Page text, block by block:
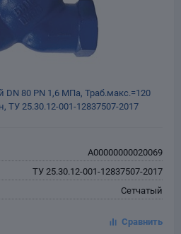
80 РN 1,6 МПа, Траб.макс.=120
ТУ 25.30.12-001-12837507-2017
A00000000020069
ТУ 25.30.12-001-12837507-2017
Сетчатый
80